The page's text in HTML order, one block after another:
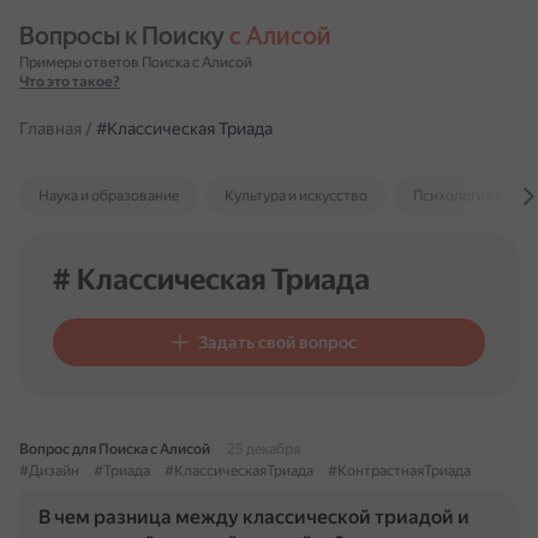
Вопросы к Поиску с Алисой
Примеры ответов Поиска с Алисой
Что это такое?
Главная / #Классическая Триада
Наука и образование Культура и искусство Психология и
# Классическая Триада
Задать свой вопрос
Вопрос для Поиска с Алисой
25 декабря
#Дизайн
#Триада #КлассическаяТриада #КонтрастнаяТриада
В чем разница между классической триадой и